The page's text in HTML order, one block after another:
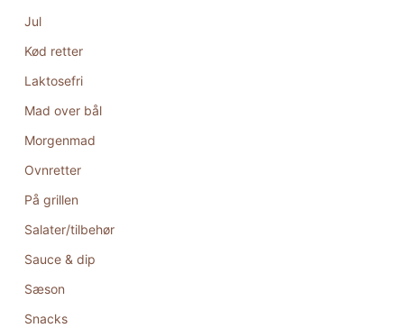
Jul
Kød retter
Laktosefri
Mad over bål
Morgenmad
Ovnretter
På grillen
Salater/tilbehør
Sauce & dip
Sæson
Snacks